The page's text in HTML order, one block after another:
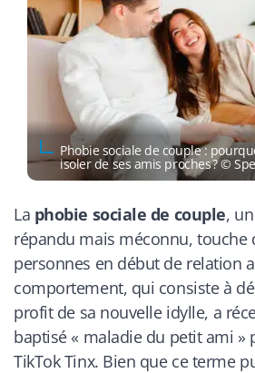
Phobie sociale de couple :
isoler de ses amis proches ? ©
La phobie sociale de couple,
répandu mais méconnu, touche
personnes en début de relation
comportement, qui consiste à
profit de sa nouvelle idylle, a
baptisé « maladie du petit ami »
TikTok Tinx. Bien que ce terme